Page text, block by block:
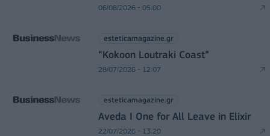
06/08/2026 - 05:00
esteticamagazine.gr
“Kokoon Loutraki Coast”
28/07/2026 - 12:07
esteticamagazine.gr
Aveda I One for All Leave in Elixir
22/07/2026 - 13:20